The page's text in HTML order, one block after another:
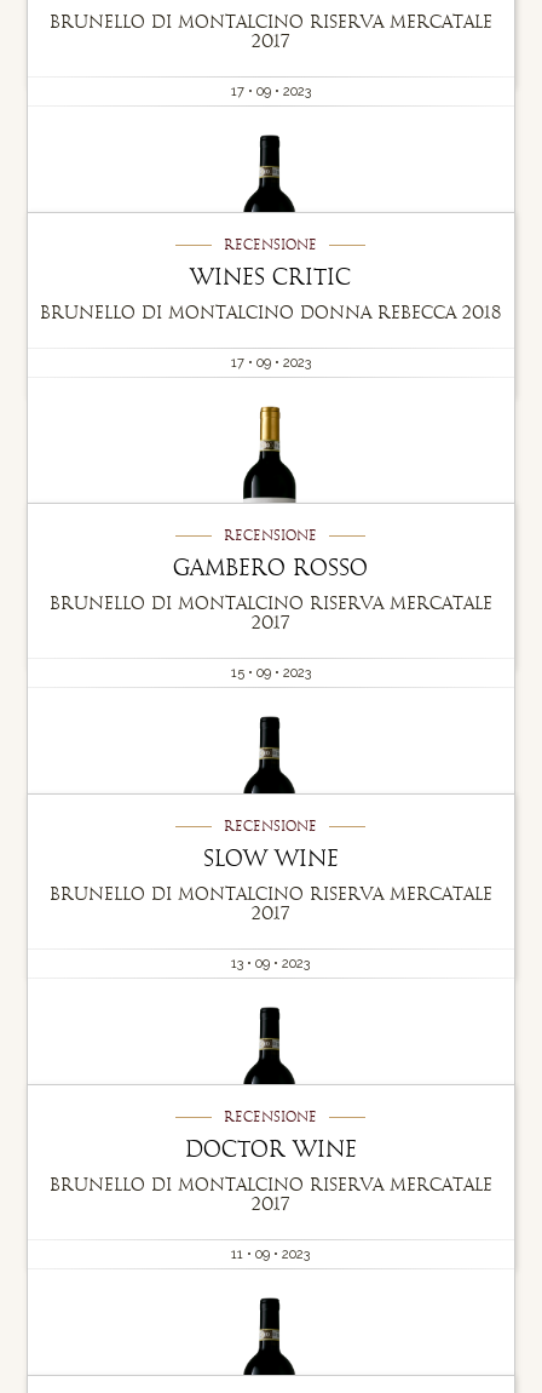
Brunello di Montalcino riserva Mercatale
2017
17 • 09 • 2023
Recensione
Wines Critic
Brunello di Montalcino Donna Rebecca 2018
17 • 09 • 2023
Recensione
Gambero Rosso
Brunello di Montalcino Riserva Mercatale
2017
15 • 09 • 2023
Recensione
slow wine
Brunello di Montalcino Riserva Mercatale
2017
13 • 09 • 2023
Recensione
Doctor Wine
Brunello di Montalcino Riserva Mercatale
2017
11 • 09 • 2023